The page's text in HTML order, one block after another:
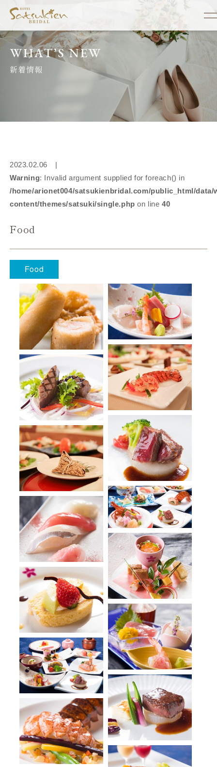
WHAT’S NEW
新着情報
2023.02.06 |
Warning: Invalid argument supplied for foreach() in
/home/arionet004/satsukienbridal.com/public_html/data/
content/themes/satsuki/single.php on line40
Food
Food